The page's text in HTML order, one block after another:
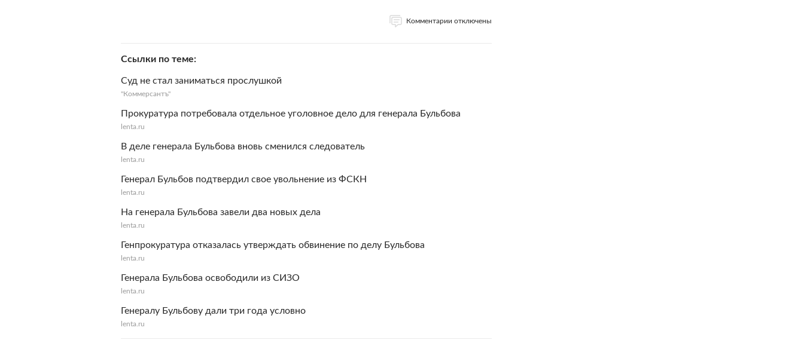
Комментарии отключены
Ссылки по теме
Суд не стал заниматься прослушкой
"Коммерсантъ"
Прокуратура потребовала отдельное уголовное дело для генерала Бульбова
lenta.ru
В деле генерала Бульбова вновь сменился следователь
lenta.ru
Генерал Бульбов подтвердил свое увольнение из ФСКН
lenta.ru
На генерала Бульбова завели два новых дела
lenta.ru
Генпрокуратура отказалась утверждать обвинение по делу Бульбова
lenta.ru
Генерала Бульбова освободили из СИЗО
lenta.ru
Генералу Бульбову дали три года условно
lenta.ru